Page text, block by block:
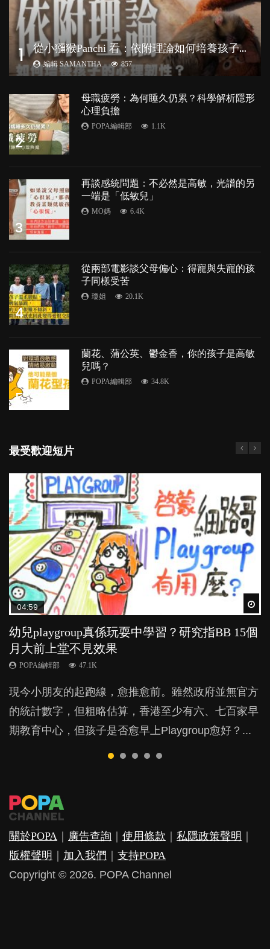
1 從
小獼猴Panchi 看：依附理論如何培養孩子心理韌性？
編輯 SAMANTHA 857
2
母職疲勞：為何睡久仍累？科學解析隱形
心理負擔
POPA編輯部 1.1K
3
再談感統問題：不必然是高敏，光譜的另
一端是「低敏兒」
MO媽 6.4K
4
從兩部電影談父母偏心：得寵與失寵的孩
子同樣受苦
瓊姐 20.1K
5
蘭花、蒲公英、鬱金香，你的孩子是高敏
兒嗎？
POPA編輯部 34.8K
最受歡迎短片
04:59
幼兒playgroup真係玩耍中學習？研究指BB 15個
月大前上堂不見效果
POPA編輯部 47.1K
現今小朋友的起跑線，愈推愈前。雖然政府並無官方
的統計數字，但粗略估算，香港至少有六、七百家早
期教育中心，但孩子是否愈早上Playgroup愈好？...
03:39
幼稚園遊戲課 如何刺激幼兒自發學習取代獎勵
與懲罰？
POPA編輯部 33.1K
由美國學者所創的 tools of the mind 課程，學生以遊
戲方式學習，學術能力和自制能力亦明顯比其他小朋
友優勝，到底這課程有何特別之處？...
03:02
老公患產後憂鬱症對BB的影響
POPA編輯部 15.9K
鬱，影響日常生活，嚴重的甚至會有自殺，或傷害小
朋友的念頭。但為何爸爸患上產後抑鬱往往難以察
覺？...
04:06
全職好？在職好？｜全職媽媽與在職媽媽的壓
力與價值
POPA編輯部 25.8K
許多媽媽心底可能都有一刻掙扎過：究竟全職好，還
是在職好。雖說每個家庭都有自己的獨特狀況和考慮
因素，但原來全職和在職媽媽所養育的子女其實都各
03:41
BB口腔期乜都放入口，父母該制止還是放手？
POPA編輯部 25.5K
成吮手指的習慣，大個就很難戒，但原來一刀切阻止
他們放東西入口，隨時會影響孩子的身心發展？...
關於POPA 廣告查詢 使用條款 私隱政策聲明
版權聲明
加入我們
支持POPA
Copyright © 2026. POPA Channel